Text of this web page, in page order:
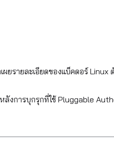
ผยรายละเอียดของแบ็คดอร์
งการบุกรุกที่ใช้ Pluggable